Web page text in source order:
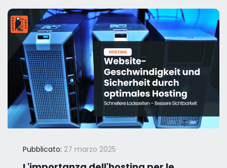
Pubblicato: 27 marzo 2025